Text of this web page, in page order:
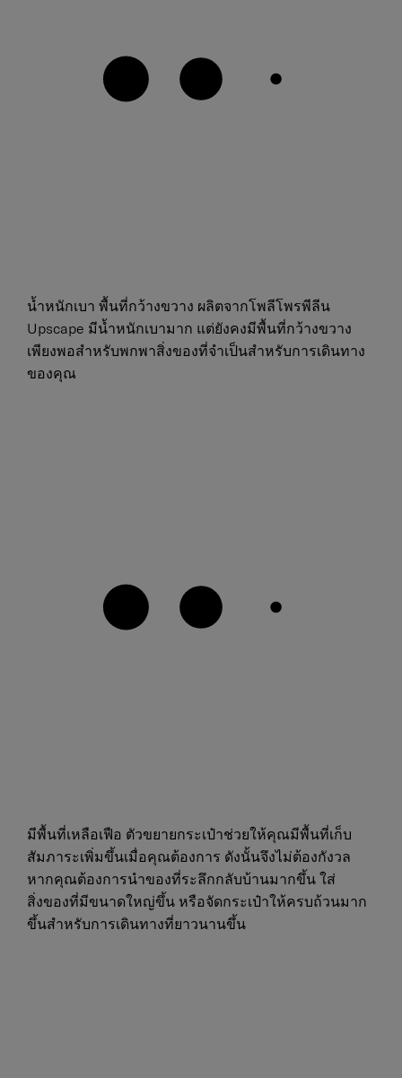
น้ำหนักเบา พื้นที่กว้างขวาง ผลิตจากโพลีโพรพีลีน
Upscape มีน้ำหนักเบามาก แต่ยังคงมีพื้นที่กว้างขวาง
เพียงพอสำหรับพกพาสิ่งของที่จำเป็นสำหรับการเดินทาง
ของคุณ
มีพื้นที่เหลือเฟือ ตัวขยายกระเป๋าช่วยให้คุณมีพื้นที่เก็บ
สัมภาระเพิ่มขึ้นเมื่อคุณต้องการ ดังนั้นจึงไม่ต้องกังวล
หากคุณต้องการนำของที่ระลึกกลับบ้านมากขึ้น ใส่
สิ่งของที่มีขนาดใหญ่ขึ้น หรือจัดกระเป๋าให้ครบถ้วนมาก
ขึ้นสำหรับการเดินทางที่ยาวนานขึ้น